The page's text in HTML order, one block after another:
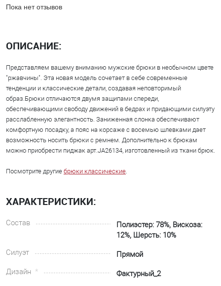
Пока нет отзывов
ОПИСАНИЕ:
Представляем вашему вниманию мужские брюки в необычном цвете
"ржавчины". Эта новая модель сочетает в себе современные
тенденции и классические детали, создавая неповторимый
образ.Брюки отличаются двумя защипами спереди,
обеспечивающими свободу движений в бедрах и придающими силуэту
расслабленную элегантность. Заниженная слонка обеспечивают
комфортную посадку, а пояс на корсаже с восемью шлевками дает
возможность носить брюки с ремнем. Дополнительно к брюкам
можно приобрести пиджак арт.JA26134, изготовленный из ткани брюк.
Посмотрите другие брюки классические.
ХАРАКТЕРИСТИКИ:
Состав
Полиэстер: 78%, Вискоза:
12%, Шерсть: 10%
Силуэт
Прямой
Дизайн
Фактурный_2